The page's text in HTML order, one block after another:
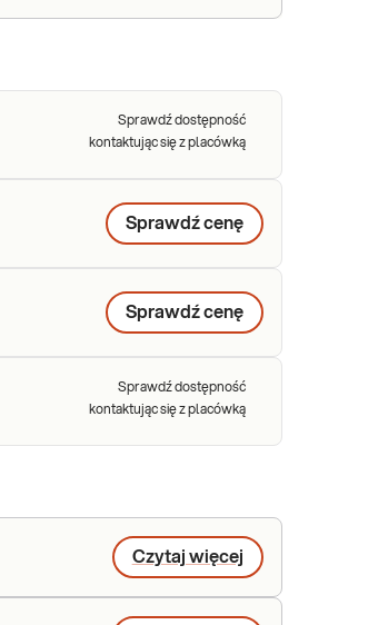
Sprawdź dostępność
kontaktując się z placówką
Sprawdź cenę
Sprawdź cenę
Sprawdź dostępność
kontaktując się z placówką
Czytaj więcej